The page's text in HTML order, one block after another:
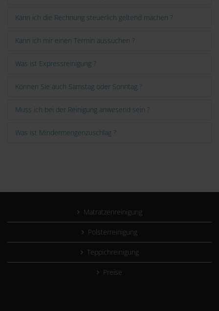
Kann ich die Rechnung steuerlich geltend machen ?
Kann ich mir einen Termin aussuchen ?
Was ist Expressreinigung ?
Können Sie auch Samstag oder Sonntag ?
Muss ich bei der Reinigung anwesend sein ?
Was ist Mindermengenzuschlag ?
Matratzenreinigung
Polsterreinigung
Teppichreinigung
Preise